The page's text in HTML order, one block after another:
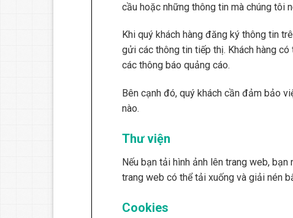
cầu hoặc những thông tin mà chúng tôi
Khi quý khách hàng đăng ký thông tin
gửi các thông tin tiếp thị. Khách hàng
các thông báo quảng cáo.
Bên cạnh đó, quý khách cần đảm bảo
nào.
Thư viện
Nếu bạn tải hình ảnh lên trang web,
trang web có thể tải xuống và giải nén
Cookies